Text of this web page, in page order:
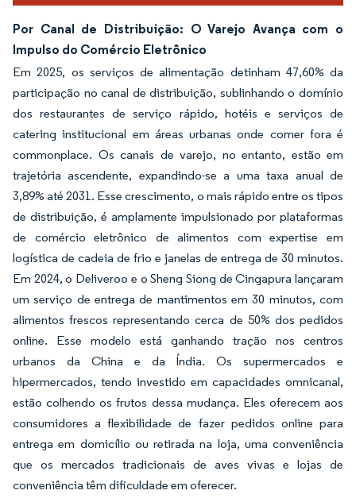
Por Canal de Distribuição: O Varejo Avança com o
Impulso do Comércio Eletrônico
Em 2025, os serviços de alimentação detinham 47,60% da
participação no canal de distribuição, sublinhando o domínio
dos restaurantes de serviço rápido, hotéis e serviços de
catering institucional em áreas urbanas onde comer fora é
commonplace. Os canais de varejo, no entanto, estão em
trajetória ascendente, expandindo-se a uma taxa anual de
3,89% até 2031. Esse crescimento, o mais rápido entre os tipos
de distribuição, é amplamente impulsionado por plataformas
de comércio eletrônico de alimentos com expertise em
logística de cadeia de frio e janelas de entrega de 30 minutos.
Em 2024, o Deliveroo e o Sheng Siong de Cingapura lançaram
um serviço de entrega de mantimentos em 30 minutos, com
alimentos frescos representando cerca de 50% dos pedidos
online. Esse modelo está ganhando tração nos centros
urbanos da China e da Índia. Os supermercados e
hipermercados, tendo investido em capacidades omnicanal,
estão colhendo os frutos dessa mudança. Eles oferecem aos
consumidores a flexibilidade de fazer pedidos online para
entrega em domicílio ou retirada na loja, uma conveniência
que os mercados tradicionais de aves vivas e lojas de
conveniência têm dificuldade em oferecer.